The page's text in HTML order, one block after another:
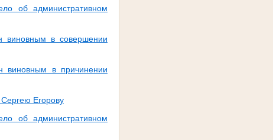
об административном
виновным в совершении
виновным в причинении
Егорову
об административном